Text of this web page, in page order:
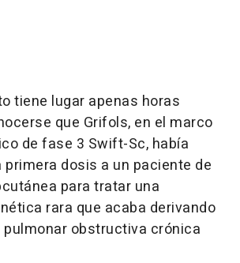
tiene lugar apenas horas
que Grifols, en el marco
de fase 3 Swift-Sc, había
dosis a un paciente de
para tratar una
rara que acaba derivando
obstructiva crónica